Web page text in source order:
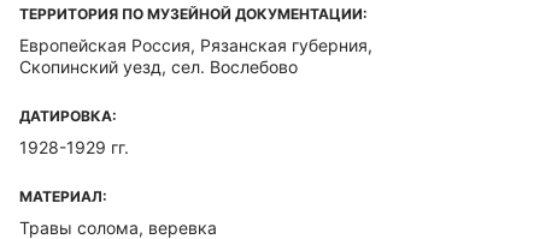
ТЕРРИТОРИЯ ПО МУЗЕЙНОЙ ДОКУМЕНТАЦИИ:
Европейская Россия, Рязанская губерния,
Скопинский уезд, сел. Вослебово
ДАТИРОВКА:
1928-1929 гг.
МАТЕРИАЛ:
Травы солома, веревка